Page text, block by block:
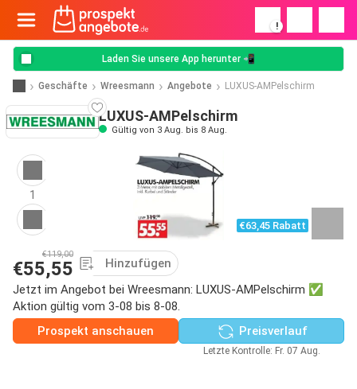
!
Laden Sie unsere App herunter 📲
Geschäfte Wreesmann Angebote LUXUS-AMPelschirm
LUXUS-AMPelschirm
Gültig von 3 Aug. bis 8 Aug.
1
€63,45 Rabatt
€119,00
€55,55
Hinzufügen
Jetzt im Angebot bei Wreesmann: LUXUS-AMPelschirm ✅
Aktion gültig vom 3-08 bis 8-08.
Prospekt anschauen
Preisverlauf
Letzte Kontrolle: Fr. 07 Aug.